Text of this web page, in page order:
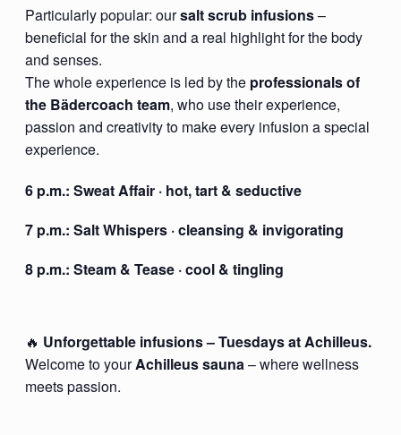
Particularly popular: oursalt scrub infusions–
beneficial for the skin and a real highlight for the body
and senses.
The whole experience is led by the professionals of
the Bädercoach team, who use their experience,
passion and creativity to make every infusion a special
experience.
6 p.m.: Sweat Affair · hot, tart & seductive
7 p.m.: Salt Whispers · cleansing & invigorating
8 p.m.: Steam & Tease · cool & tingling
🔥 Unforgettable infusions – Tuesdays at Achilleus.
Welcome to yourAchilleus sauna– where wellness
meets passion.